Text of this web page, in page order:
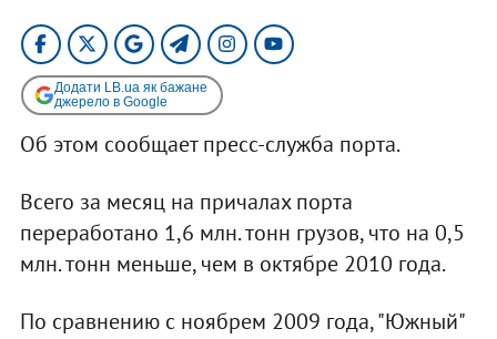
Додати LB.ua як бажане
джерело в Google
Об этом сообщает пресс-служба порта.
Всего за месяц на причалах порта
переработано 1,6 млн. тонн грузов, что на 0,5
млн. тонн меньше, чем в октябре 2010 года.
По сравнению с ноябрем 2009 года, "Южный"